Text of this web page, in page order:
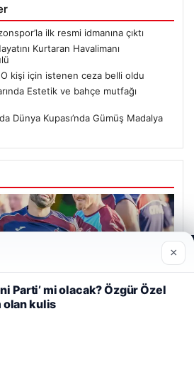
ilk resmi idmanına çıktı
Kurtaran Havalimanı
O kişi için istenen ceza belli oldu
Estetik ve bahçe mutfağı
Dünya Kupası’nda Gümüş Madalya
ilk resmi idmanına çıktı
daha iyi anlayabilmek,
ve geliştirmek amacıyla çerezler
×
Parti’ mi olacak? Özgür Özel
olan kulis